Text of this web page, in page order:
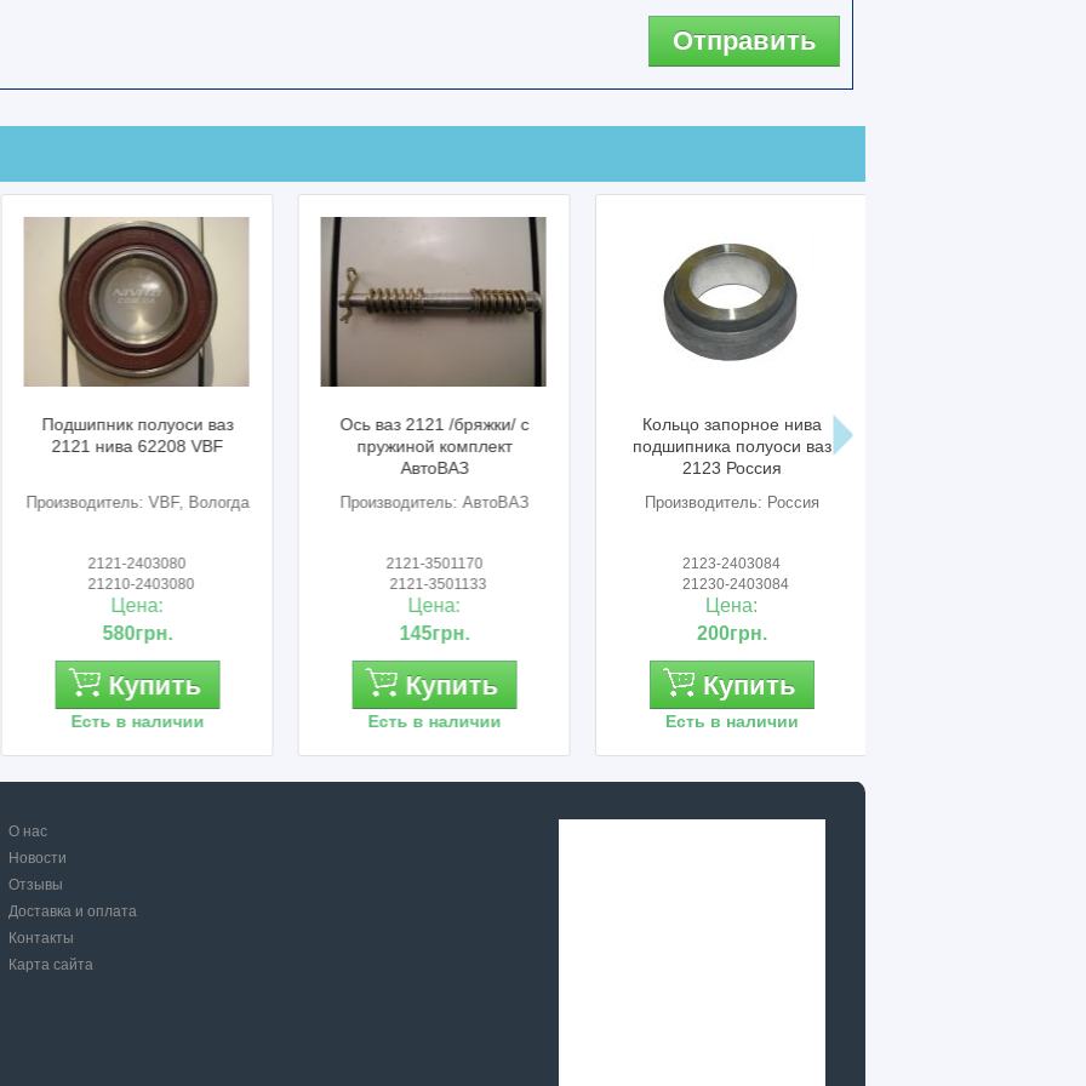
Отправить
Подшипник полуоси ваз
2121 нива 62208 VBF
Производитель: VBF, Вологда
2121-2403080
21210-2403080
Цена:
580грн.
Купить
Есть в наличии
Ось ваз 2121 /бряжки/ с
пружиной комплект
АвтоВАЗ
Производитель: АвтоВАЗ
2121-3501170
2121-3501133
Цена:
145грн.
Купить
Есть в наличии
Кольцо запорное нива
подшипника полуоси ваз
2123 Россия
Производитель: Россия
2123-2403084
21230-2403084
Цена:
200грн.
Купить
Есть в наличии
О нас
Новости
Отзывы
Доставка и оплата
Контакты
Карта сайта